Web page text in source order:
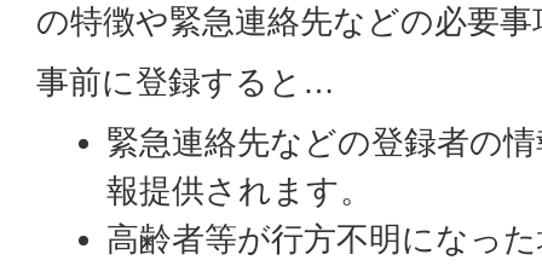
の特徴や緊急連絡先などの必要
事前に登録すると…
緊急連絡先などの登録者の
報提供されます。
高齢者等が行方不明になっ